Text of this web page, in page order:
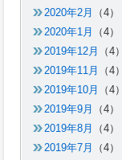
2020年2月
（4）
2020年1月
（4）
2019年12月
（4）
2019年11月
（4）
2019年10月
（4）
2019年9月
（4）
2019年8月
（4）
2019年7月
（4）